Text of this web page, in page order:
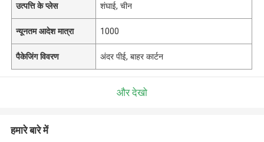
उत्पत्ति के प्लेस शंघाई, चीन
न्यूनतम आदेश मात्रा 1000
पैकेजिंग विवरण अंदर पीई, बाहर कार्टन
और देखो
हमारे बारे में